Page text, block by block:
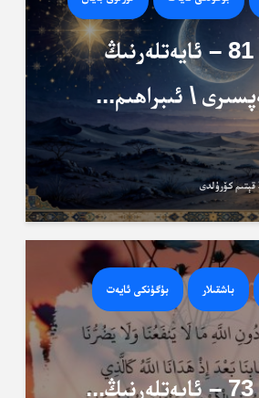
ئەنئام، 74 ~ 81 – ئايەتلەرنىڭ
\ ئىبراھىم...
باشقىلار بۈگۈنكى ئايەت